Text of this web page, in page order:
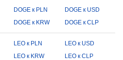
DOGE к PLN
DOGE к USD
DOGE к KRW DOGE к CLP
LEO к PLN
LEO к USD
LEO к KRW LEO к CLP